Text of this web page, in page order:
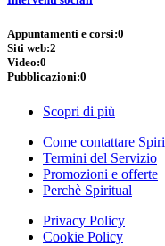
Appuntamenti e corsi:0
Siti web:2
Video:0
Pubblicazioni:0
Scopri di più
Come contattare
Termini del Servizio
Promozioni e offerte
Perchè Spiritual
Privacy Policy
Cookie Policy